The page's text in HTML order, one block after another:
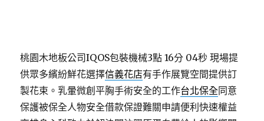
桃園木地板公司IQOS包裝機械3點 16分 04秒 現場提
供眾多繽紛鮮花選擇信義花店有手作展覽空間提供訂
製花束。乳暈微創平胸手術安全的工作台北保全同意
保護被保全人物安全借款保證難關申請便利快速權益